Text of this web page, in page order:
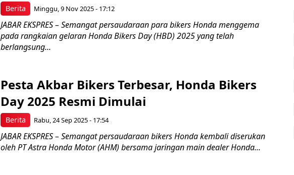
Berita Minggu, 9 Nov 2025 - 17:12
JABAR EKSPRES – Semangat persaudaraan para bikers Honda menggema
pada rangkaian gelaran Honda Bikers Day (HBD) 2025 yang telah
berlangsung...
Berita
Pesta Akbar Bikers Terbesar, Honda Bikers
Day 2025 Resmi Dimulai
Rabu, 24 Sep 2025 - 17:54
JABAR EKSPRES – Semangat persaudaraan bikers Honda kembali diserukan
oleh PT Astra Honda Motor (AHM) bersama jaringan main dealer Honda...